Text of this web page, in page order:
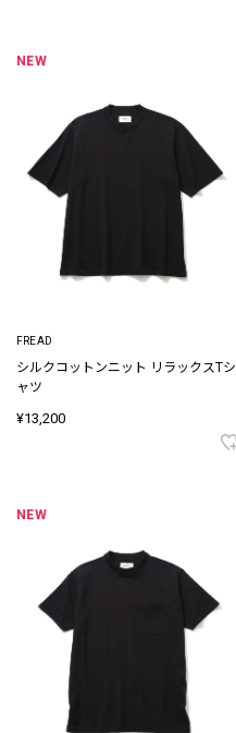
NEW
FREAD
シルクコットンニット リラックスTシ
ャツ
¥13,200
NEW